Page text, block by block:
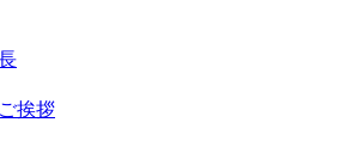
挨拶